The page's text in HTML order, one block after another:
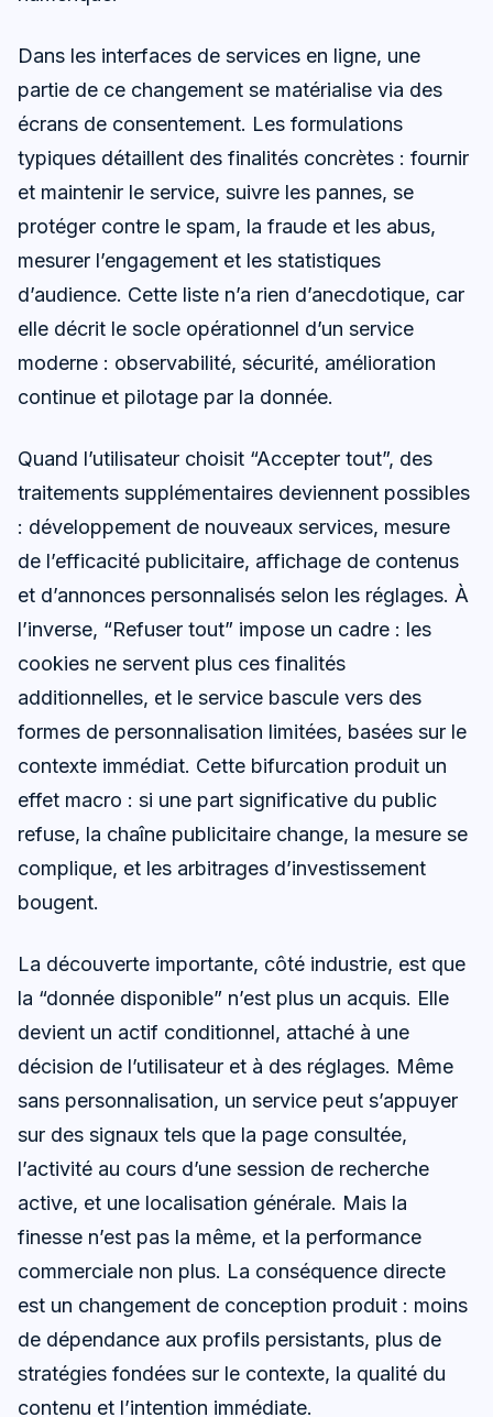
Dans les interfaces de services en ligne, une
partie de ce changement se matérialise via des
écrans de consentement. Les formulations
typiques détaillent des finalités concrètes : fournir
et maintenir le service, suivre les pannes, se
protéger contre le spam, la fraude et les abus,
mesurer l’engagement et les statistiques
d’audience. Cette liste n’a rien d’anecdotique, car
elle décrit le socle opérationnel d’un service
moderne : observabilité, sécurité, amélioration
continue et pilotage par la donnée.
Quand l’utilisateur choisit “Accepter tout”, des
traitements supplémentaires deviennent possibles
: développement de nouveaux services, mesure
de l’efficacité publicitaire, affichage de contenus
et d’annonces personnalisés selon les réglages. À
l’inverse, “Refuser tout” impose un cadre : les
cookies ne servent plus ces finalités
additionnelles, et le service bascule vers des
formes de personnalisation limitées, basées sur le
contexte immédiat. Cette bifurcation produit un
effet macro : si une part significative du public
refuse, la chaîne publicitaire change, la mesure se
complique, et les arbitrages d’investissement
bougent.
La découverte importante, côté industrie, est que
la “donnée disponible” n’est plus un acquis. Elle
devient un actif conditionnel, attaché à une
décision de l’utilisateur et à des réglages. Même
sans personnalisation, un service peut s’appuyer
sur des signaux tels que la page consultée,
l’activité au cours d’une session de recherche
active, et une localisation générale. Mais la
finesse n’est pas la même, et la performance
commerciale non plus. La conséquence directe
est un changement de conception produit : moins
de dépendance aux profils persistants, plus de
stratégies fondées sur le contexte, la qualité du
contenu et l’intention immédiate.